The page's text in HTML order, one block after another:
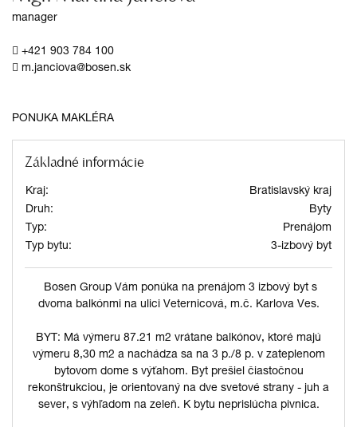
manager
+421 903 784 100
m.janciova@bosen.sk
PONUKA MAKLÉRA
Základné informácie
Kraj:
Bratislavský kraj
Druh:
Byty
Typ:
Prenájom
Typ bytu:
3-izbový byt
Bosen Group Vám ponúka na prenájom 3 izbový byt s
dvoma balkónmi na ulici Veternicová, m.č. Karlova Ves.
BYT: Má výmeru 87.21 m2 vrátane balkónov, ktoré majú
výmeru 8,30 m2 a nachádza sa na 3 p./8 p. v zateplenom
bytovom dome s výťahom. Byt prešiel čiastočnou
rekonštrukciou, je orientovaný na dve svetové strany - juh a
sever, s výhľadom na zeleň. K bytu neprislúcha pivnica.